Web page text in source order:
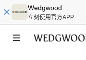
Wedgwood
立刻使用官方APP